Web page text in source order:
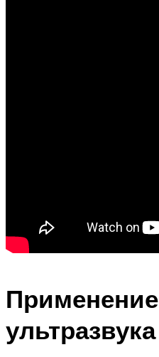
Применение
ультразвука